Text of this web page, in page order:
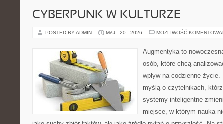
CYBERPUNK W KULTURZE
POSTED BY ADMIN MAJ - 20 - 2026 MOŻLIWOŚĆ
Augmentyka to
osób, które chcą
wpływ na codzienne
myślą o czytelnikach,
systemy inteligentne
miejsce, w którym nauka